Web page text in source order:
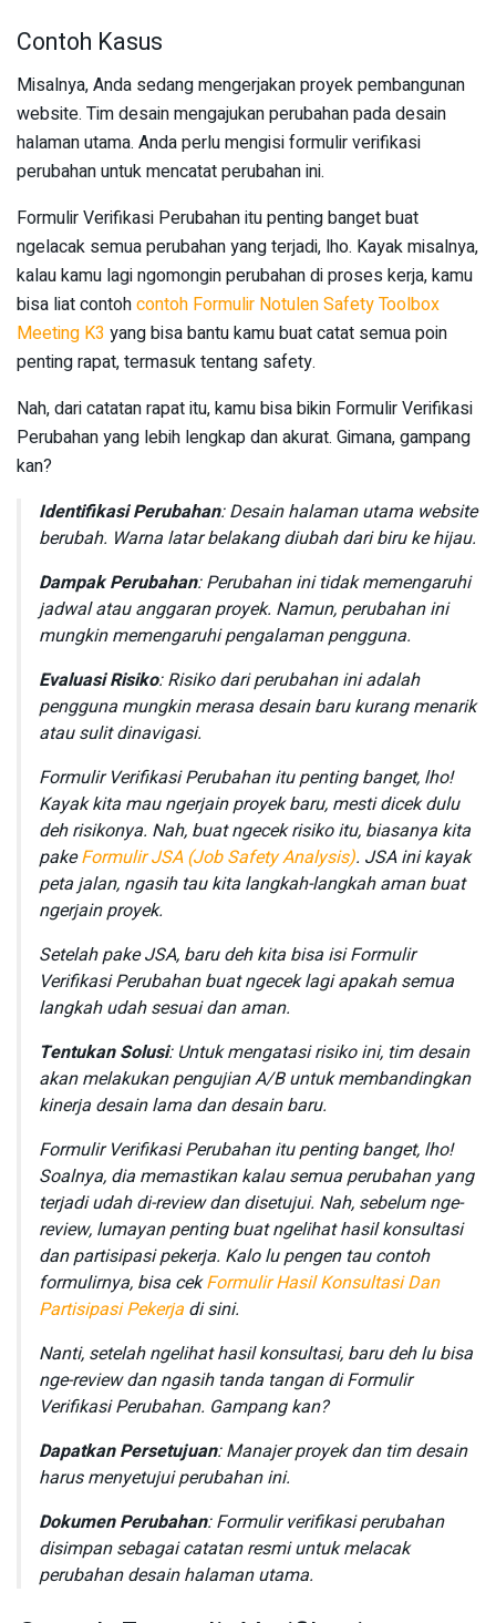
Contoh Kasus
Misalnya, Anda sedang mengerjakan proyek pembangunan
website. Tim desain mengajukan perubahan pada desain
halaman utama. Anda perlu mengisi formulir verifikasi
perubahan untuk mencatat perubahan ini.
Formulir Verifikasi Perubahan itu penting banget buat
ngelacak semua perubahan yang terjadi, lho. Kayak misalnya,
kalau kamu lagi ngomongin perubahan di proses kerja, kamu
bisa liat contohcontoh Formulir Notulen Safety Toolbox
Meeting K3 yang bisa bantu kamu buat catat semua poin
penting rapat, termasuk tentang safety.
Nah, dari catatan rapat itu, kamu bisa bikin Formulir Verifikasi
Perubahan yang lebih lengkap dan akurat. Gimana, gampang
kan?
Identifikasi Perubahan: Desain halaman utama website
berubah. Warna latar belakang diubah dari biru ke hijau.
Dampak Perubahan: Perubahan ini tidak memengaruhi
jadwal atau anggaran proyek. Namun, perubahan ini
mungkin memengaruhi pengalaman pengguna.
Evaluasi Risiko: Risiko dari perubahan ini adalah
pengguna mungkin merasa desain baru kurang menarik
atau sulit dinavigasi.
Formulir Verifikasi Perubahan itu penting banget, lho!
Kayak kita mau ngerjain proyek baru, mesti dicek dulu
deh risikonya. Nah, buat ngecek risiko itu, biasanya kita
pakeFormulir JSA (Job Safety Analysis). JSA ini kayak
peta jalan, ngasih tau kita langkah-langkah aman buat
ngerjain proyek.
Setelah pake JSA, baru deh kita bisa isi Formulir
Verifikasi Perubahan buat ngecek lagi apakah semua
langkah udah sesuai dan aman.
Tentukan Solusi: Untuk mengatasi risiko ini, tim desain
akan melakukan pengujian A/B untuk membandingkan
kinerja desain lama dan desain baru.
Formulir Verifikasi Perubahan itu penting banget, lho!
Soalnya, dia memastikan kalau semua perubahan yang
terjadi udah di-review dan disetujui. Nah, sebelum nge-
review, lumayan penting buat ngelihat hasil konsultasi
dan partisipasi pekerja. Kalo lu pengen tau contoh
formulirnya, bisa cekFormulir Hasil Konsultasi Dan
Partisipasi Pekerja di sini.
Nanti, setelah ngelihat hasil konsultasi, baru deh lu bisa
nge-review dan ngasih tanda tangan di Formulir
Verifikasi Perubahan. Gampang kan?
Dapatkan Persetujuan: Manajer proyek dan tim desain
harus menyetujui perubahan ini.
Dokumen Perubahan: Formulir verifikasi perubahan
disimpan sebagai catatan resmi untuk melacak
perubahan desain halaman utama.